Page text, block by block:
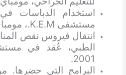
استخدام الدباسات
مستشفى K.E.M.، مومباي، يوليو 2001.
انتقال فيروس نقص
2001.
البرامج التي حضرها.